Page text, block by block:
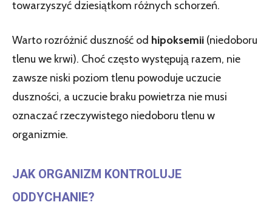
towarzyszyć dziesiątkom różnych schorzeń.
Warto rozróżnić duszność od hipoksemii (niedoboru
tlenu we krwi). Choć często występują razem, nie
zawsze niski poziom tlenu powoduje uczucie
duszności, a uczucie braku powietrza nie musi
oznaczać rzeczywistego niedoboru tlenu w
organizmie.
JAK ORGANIZM KONTROLUJE
ODDYCHANIE?